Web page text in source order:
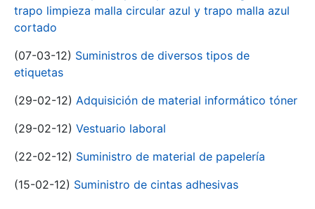
trapo limpieza malla circular azul y trapo malla azul
cortado
(07-03-12) Suministros de diversos tipos de
etiquetas
(29-02-12) Adquisición de material informático tóner
(29-02-12) Vestuario laboral
(22-02-12) Suministro de material de papelería
(15-02-12) Suministro de cintas adhesivas